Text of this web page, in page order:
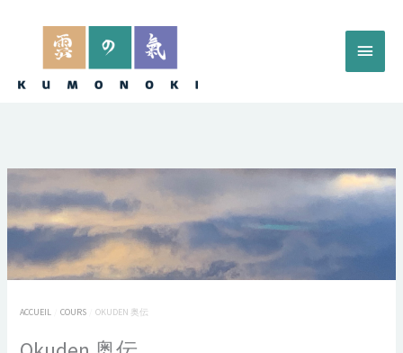
Menu
ACCUEIL COURS OKUDEN 奥伝